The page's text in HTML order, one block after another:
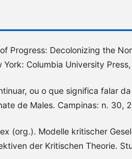
Progress: Decolonizing the
Columbia University
ou o que significa falar
de Males. Campinas: n. 30,
Alex (org.). Modelle kritischer
der Kritischen Theorie.